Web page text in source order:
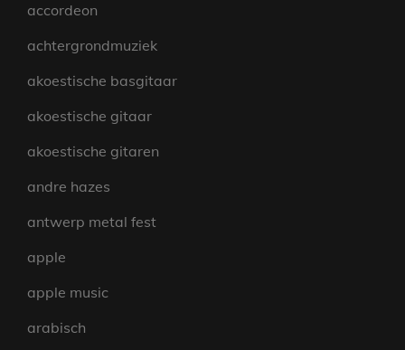
accordeon
achtergrondmuziek
akoestische basgitaar
akoestische gitaar
akoestische gitaren
andre hazes
antwerp metal fest
apple
apple music
arabisch